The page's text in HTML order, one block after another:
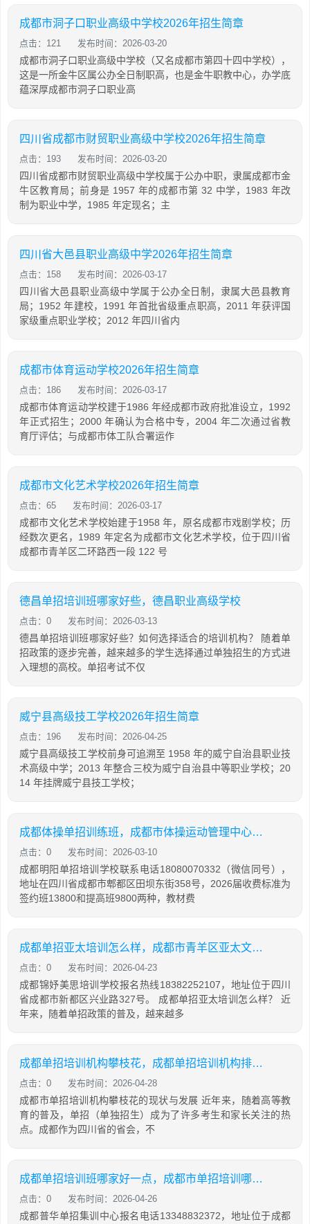
成都市洞子口职业高级中学校2026年招生简章
点击：121 发布时间：2026-03-20
成都市洞子口职业高级中学校（又名成都市第四十四中学校），
这是一所金牛区属公办全日制职高，也是金牛职教中心，办学底
蕴深厚成都市洞子口职业高
四川省成都市财贸职业高级中学校2026年招生简章
点击：193 发布时间：2026-03-20
四川省成都市财贸职业高级中学校属于公办中职，隶属成都市金
牛区教育局；前身是 1957 年的成都市第 32 中学，1983 年改
制为职业中学，1985 年定现名；主
四川省大邑县职业高级中学2026年招生简章
点击：158 发布时间：2026-03-17
四川省大邑县职业高级中学属于公办全日制，隶属大邑县教育
局；1952 年建校，1991 年首批省级重点职高，2011 年获评国
家级重点职业学校；2012 年四川省内
成都市体育运动学校2026年招生简章
点击：186 发布时间：2026-03-17
成都市体育运动学校建于1986 年经成都市政府批准设立，1992
年正式招生；2000 年确认为合格中专，2004 年二次通过省教
育厅评估；与成都市体工队合署运作
成都市文化艺术学校2026年招生简章
点击：65 发布时间：2026-03-17
成都市文化艺术学校始建于1958 年，原名成都市戏剧学校；历
经数次更名，1989 年定名为成都市文化艺术学校，位于四川省
成都市青羊区二环路西一段 122 号
德昌单招培训班哪家好些，德昌职业高级学校
点击：0 发布时间：2026-03-13
德昌单招培训班哪家好些？如何选择适合的培训机构？ 随着单
招政策的逐步完善，越来越多的学生选择通过单独招生的方式进
入理想的高校。单招考试不仅
威宁县高级技工学校2026年招生简章
点击：196 发布时间：2026-04-25
威宁县高级技工学校前身可追溯至 1958 年的威宁自治县职业技
术高级中学；2013 年整合三校为威宁自治县中等职业学校；20
14 年挂牌威宁县技工学校；
成都体操单招训练班，成都市体操运动管理中心招生
点击：0 发布时间：2026-03-10
成都明阳单招培训学校联系电话18080070332（微信同号），
地址在四川省成都市郫都区田坝东街358号，2026届收费标准为
签约班13800和提高班9800两种，教材费
成都单招亚太培训怎么样，成都市青羊区亚太文化教育培训学校
点击：0 发布时间：2026-04-23
成都锦妤美思培训学校报名热线18382252107，地址位于四川
省成都市新都区兴业路327号。 成都单招亚太培训怎么样？ 近
年来，随着单招政策的普及，越来越多
成都单招培训机构攀枝花，成都单招培训机构排名榜
点击：0 发布时间：2026-04-28
成都市单招培训机构攀枝花的现状与发展 近年来，随着高等教
育的普及，单招（单独招生）成为了许多考生和家长关注的热
点。成都作为四川省的省会，不
成都单招培训班哪家好一点，成都市单招培训哪家好
点击：0 发布时间：2026-04-26
成都普华单招集训中心报名电话13348832372，地址位于成都